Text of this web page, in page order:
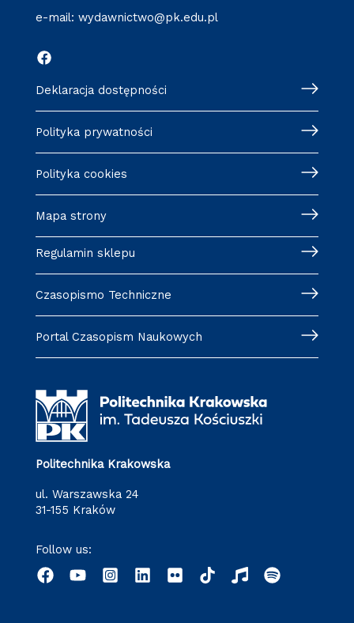
e-mail: wydawnictwo@pk.edu.pl
Deklaracja dostępności
Polityka prywatności
Polityka cookies
Mapa strony
Regulamin sklepu
Czasopismo Techniczne
Portal Czasopism Naukowych
Politechnika Krakowska
ul. Warszawska 24
31-155 Kraków
Follow us: